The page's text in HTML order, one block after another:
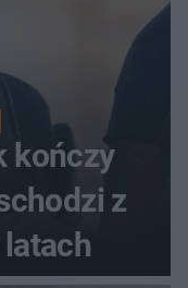
kończy
z